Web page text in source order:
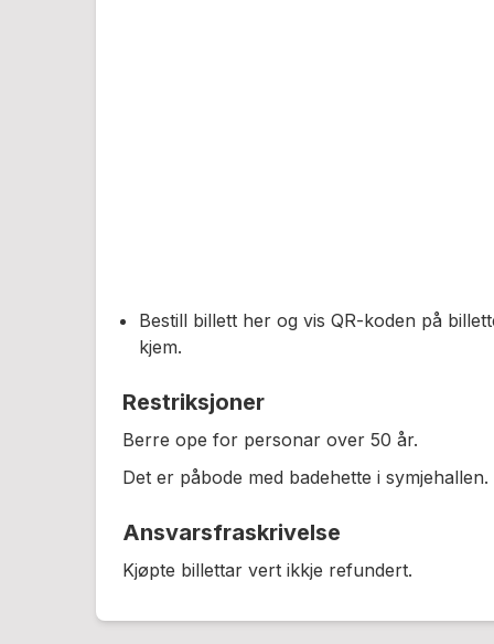
Bestill billett her og vis QR-koden på
kjem.
Restriksjoner
Berre ope for personar over 50 år.
Det er påbode med badehette i symjehallen.
Ansvarsfraskrivelse
Kjøpte billettar vert ikkje refundert.